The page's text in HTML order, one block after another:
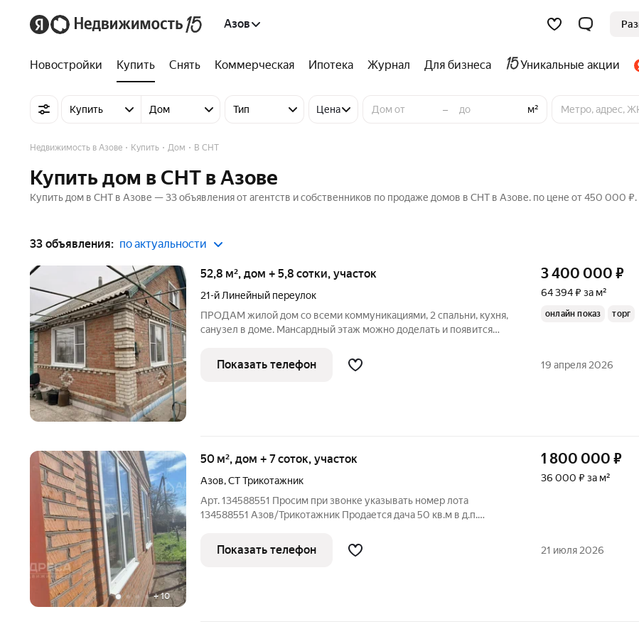
Азов
Новостройки Купить Снять Коммерческая Ипотека Журнал Для бизнеса Уникальные акции
Купить Дом Тип Цена – м²
Недвижимость в Азове Купить Дом В СНТ
Купить дом в СНТ в Азове
Купить дом в СНТ в Азове — 33 объявления от агентств и собственников по продаже домов в СНТ в Азове. по цене от 450 000 ₽.
33 объявления: по актуальности
52,8 м², дом + 5,8 сотки, участок
21-й Линейный переулок
ПРОДАМ жилой дом со всеми коммуникациями, 2 спальни, кухня,
санузел в доме. Мансардный этаж можно доделать и появится
и магазинов 5 мин
3 400 000 ₽
64 394 ₽ за м²
онлайн показ торг
Показать телефон 19 апреля 2026
+10
50 м², дом + 7 соток, участок
Азов,СТ Трикотажник
Арт. 134588551 Просим при звонке указывать номер лота
134588551 Азов/Трикотажник Продается дача 50 кв.м в д.п.
туалет, хоз. помещения. свет заведен в дом, вода на участке, газ
по меже. От
1 800 000 ₽
36 000 ₽ за м²
Показать телефон 21 июля 2026